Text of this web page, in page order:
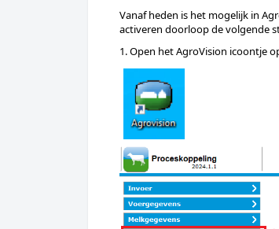
Vanaf heden is het mogelijk in
activeren doorloop de volgende
1. Open het AgroVision icoontje